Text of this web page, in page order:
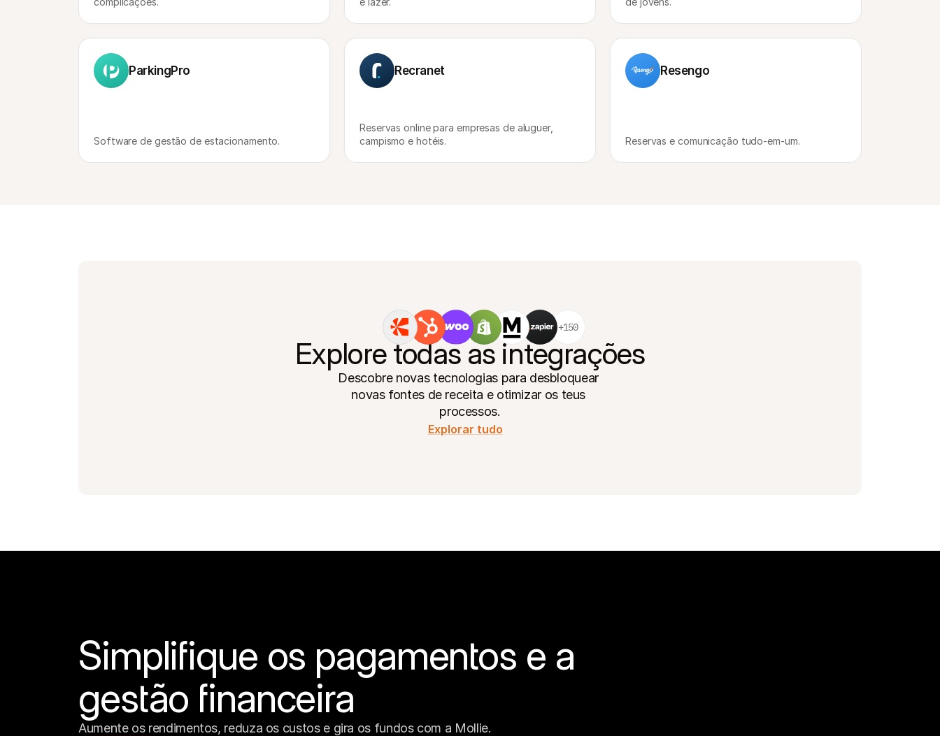
ParkingPro
Software de gestão de estacionamento.
Recranet
Reservas online para empresas de aluguer,
campismo e hotéis.
Resengo
Reservas e comunicação tudo-em-um.
+150
Explore todas as integrações
Descobre novas tecnologias para desbloquear
novas fontes de receita e otimizar os teus
processos.
Explorar tudo
Simplifique os pagamentos e a
gestão financeira
Aumente os rendimentos, reduza os custos e gira os fundos com a Mollie.